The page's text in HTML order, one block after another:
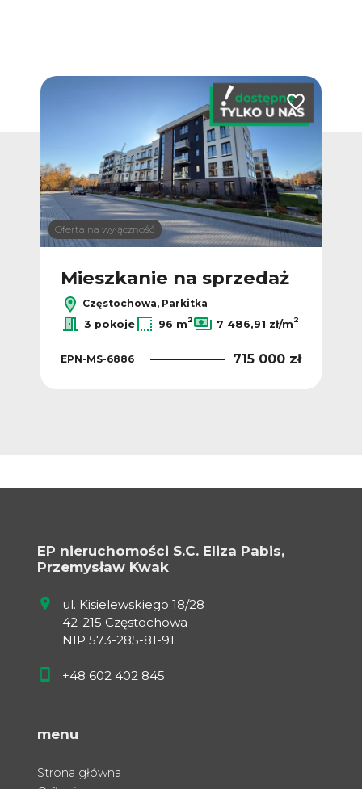
Oferta na wyłączność
Dodaj do
Mieszkanie na sprzedaż
Częstochowa, Parkitka
3 pokoje
96 m2 7 486,91 zł/m2
EPN-MS-6886 715 000 zł
EP nieruchomości S.C. Eliza Pabis,
Przemysław Kwak
ul. Kisielewskiego 18/28
42-215 Częstochowa
NIP 573-285-81-91
+48 602 402 845
menu
Strona główna